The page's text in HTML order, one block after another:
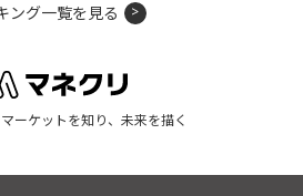
ング一覧を見る
ーケットを知り、未来を描く